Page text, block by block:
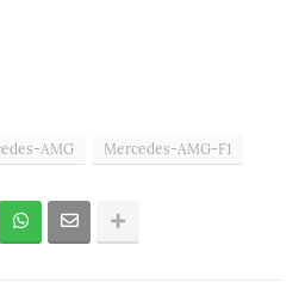
AMG Mercedes-AMG-F1